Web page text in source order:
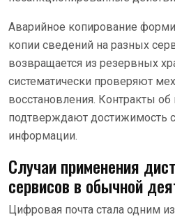
Аварийное копирование
копии сведений на разных
возвращается из резервных
систематически проверяют
восстановления. Контракты
подтверждают достижимость
информации.
Случаи применения
сервисов в обычной
Цифровая почта стала одним